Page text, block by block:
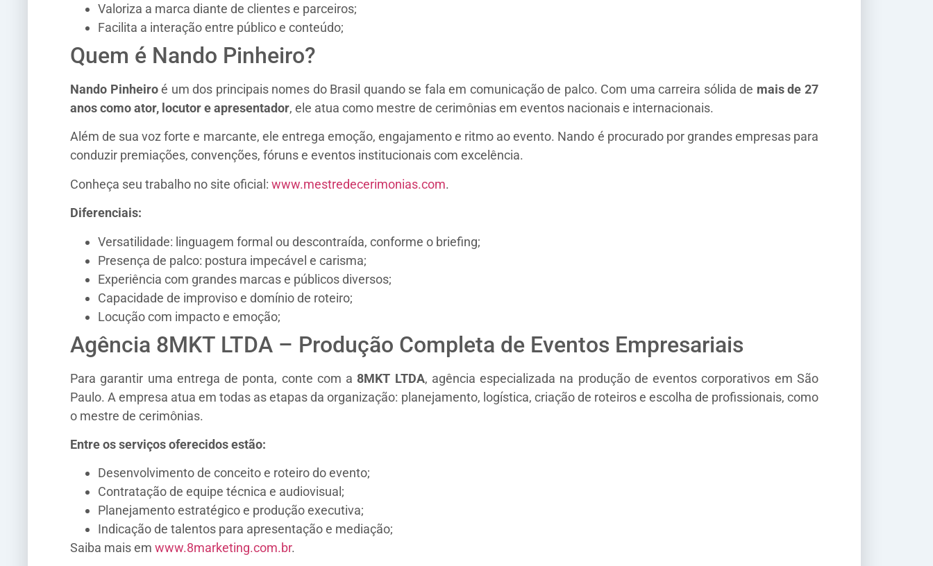
Valoriza a marca diante de clientes e parceiros;
Facilita a interação entre público e conteúdo;
Quem é Nando Pinheiro?
Nando Pinheiroé um dos principais nomes do Brasil quando se fala em comunicação de palco. Com uma carreira sólida de mais de 27
anos como ator, locutor e apresentador, ele atua como mestre de cerimônias em eventos nacionais e internacionais.
Além de sua voz forte e marcante, ele entrega emoção, engajamento e ritmo ao evento. Nando é procurado por grandes empresas para
conduzir premiações, convenções, fóruns e eventos institucionais com excelência.
Conheça seu trabalho no site oficial: www.mestredecerimonias.com.
Diferenciais:
Versatilidade: linguagem formal ou descontraída, conforme o briefing;
Presença de palco: postura impecável e carisma;
Experiência com grandes marcas e públicos diversos;
Capacidade de improviso e domínio de roteiro;
Locução com impacto e emoção;
Agência 8MKT LTDA – Produção Completa de Eventos Empresariais
Para garantir uma entrega de ponta, conte com a 8MKT LTDA, agência especializada na produção de eventos corporativos em São
Paulo. A empresa atua em todas as etapas da organização: planejamento, logística, criação de roteiros e escolha de profissionais, como
o mestre de cerimônias.
Entre os serviços oferecidos estão:
Desenvolvimento de conceito e roteiro do evento;
Contratação de equipe técnica e audiovisual;
Planejamento estratégico e produção executiva;
Indicação de talentos para apresentação e mediação;
Saiba mais em www.8marketing.com.br.